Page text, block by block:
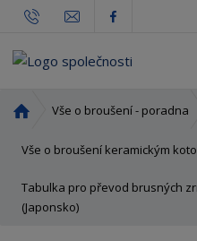
o
n
í
Vše o broušení - poradna
Vše o broušení keramickým
Tabulka pro převod brusných
(Japonsko)